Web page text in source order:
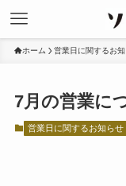
ホーム 営業日に関するお
7月の営業に
営業日に関するお知らせ